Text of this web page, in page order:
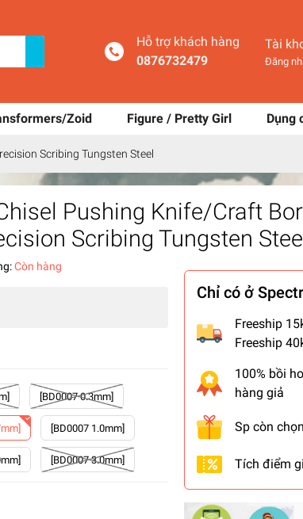
Hỗ trợ khách hàng
0876732479
Tài
Đăng nhập
Zoid Figure / Pretty Girl Dụng
Scribing Tungsten Steel
Pushing Knife/Craft
Scribing Tungsten
Còn hàng
[BD0007 0.3mm]
[BD0007 1.0mm]
[BD0007 3.0mm]
Chỉ có ở
Freeship
Freeship
100% bồi
hàng giả
Sp còn
Tích điểm